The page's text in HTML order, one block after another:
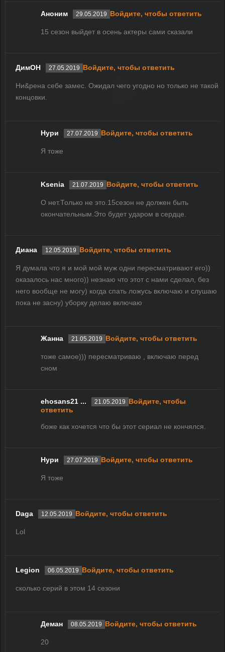
Аноним 29.05.2019 Войдите, чтобы ответить
15 сезон выйдет в осень актеры сами сказали
ДимОН 27.05.2019 Войдите, чтобы ответить
Ни&рена себе замес. Ожидал чего угодно но только не такой
концовки.
Нури 27.07.2019 Войдите, чтобы ответить
Я тоже
Ksenia 21.07.2019 Войдите, чтобы ответить
О нет.Только не это.15сезон не должен быть
окончательным.Это будет ударом в сердце.
Диана 12.05.2019 Войдите, чтобы ответить
Я думала что я и мой мой муж одни пересматривают его))
оказалось нас много)) незнаю что этот с нами сделал, без
него вообще не могу) когда спать ложусь включаю и слушаю
пока не засну) уборку делаю включаю
Жанна 21.05.2019 Войдите, чтобы ответить
тоже самое))) пересматриваю , включаю перед
сном
ehosans21 ... 21.05.2019 Войдите, чтобы
ответить
боже как хочется что бы этот сериал не кончялся.
Нури 27.07.2019 Войдите, чтобы ответить
Я тоже
Daga 12.05.2019 Войдите, чтобы ответить
Lol
Legion 06.05.2019 Войдите, чтобы ответить
сколько серий в этом 14 сезони
Деман 08.05.2019 Войдите, чтобы ответить
20